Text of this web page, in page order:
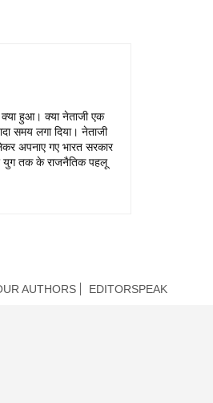
हुआ। क्या नेताजी एक
समय लगा दिया। नेताजी
अपनाए गए भारत सरकार
युग तक के राजनैतिक पहलू
AUTHORS EDITORSPEAK